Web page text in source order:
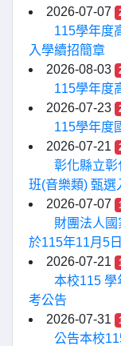
2026-07-07
115學年度
入學續招簡章
2026-08-03
115學年度
2026-07-23
115學年度
2026-07-21
彰化縣立
班(音樂類) 甄選
2026-07-07
財團法人
於115年11月5
2026-07-21
本校115 學
考公告
2026-07-31
公告本校